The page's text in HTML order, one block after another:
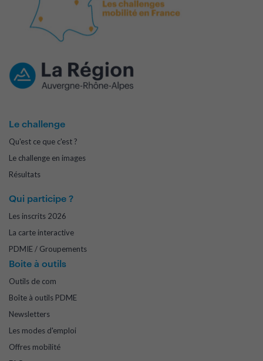
Le challenge
Qu'est ce que c'est ?
Le challenge en images
Résultats
Qui participe ?
Les inscrits 2026
La carte interactive
PDMIE / Groupements
Boite à outils
Outils de com
Boîte à outils PDME
Newsletters
Les modes d'emploi
Offres mobilité